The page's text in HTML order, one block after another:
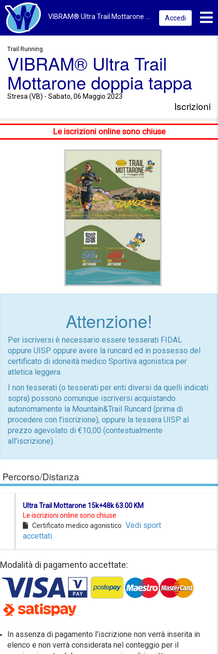
Accedi
Trail Running
VIBRAM® Ultra Trail
Mottarone doppia tappa
Stresa (VB) - Sabato, 06 Maggio 2023
Iscrizioni
Le iscrizioni online sono chiuse
Attenzione!
Per iscriversi è necessario essere tesserati FIDAL
oppure UISP oppure avere la runcard ed in possesso del
certificato di idoneità medico Sportiva agonistica per
atletica leggera.
I non tesserati (o tesserati per enti diversi da quelli indicati
sopra) possono comunque iscriversi acquistando
autonomamente la Mountain&Trail Runcard (prima di
procedere con l'iscrizione), oppure la tessera UISP al
prezzo agevolato di €10,00 (contestualmente
all'iscrizione).
Percorso/Distanza
Ultra Trail Mottarone 15k+48k 63.00 KM
Le iscrizioni online sono chiuse
Certificato medico agonistico Vedi sport
accettati
Modalità di pagamento accettate:
In assenza di pagamento l'iscrizione non verrà inserita in
elenco e non verrà considerata nel conteggio per il